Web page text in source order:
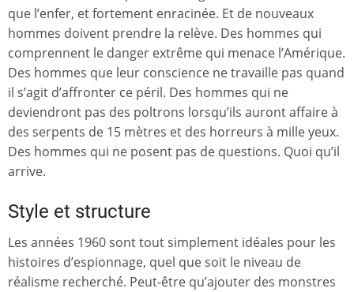
que l’enfer, et fortement enracinée. Et de nouveaux
hommes doivent prendre la relève. Des hommes qui
comprennent le danger extrême qui menace l’Amérique.
Des hommes que leur conscience ne travaille pas quand
il s’agit d’affronter ce péril. Des hommes qui ne
deviendront pas des poltrons lorsqu’ils auront affaire à
des serpents de 15 mètres et des horreurs à mille yeux.
Des hommes qui ne posent pas de questions. Quoi qu’il
arrive.
Style et structure
Les années 1960 sont tout simplement idéales pour les
histoires d’espionnage, quel que soit le niveau de
réalisme recherché. Peut-être qu’ajouter des monstres